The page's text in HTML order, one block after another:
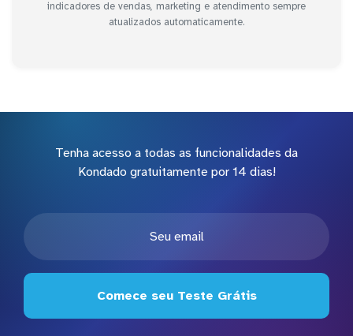
indicadores de vendas, marketing e atendimento sempre
atualizados automaticamente.
Tenha acesso a todas as funcionalidades da
Kondado gratuitamente por 14 dias!
Comece seu Teste Grátis